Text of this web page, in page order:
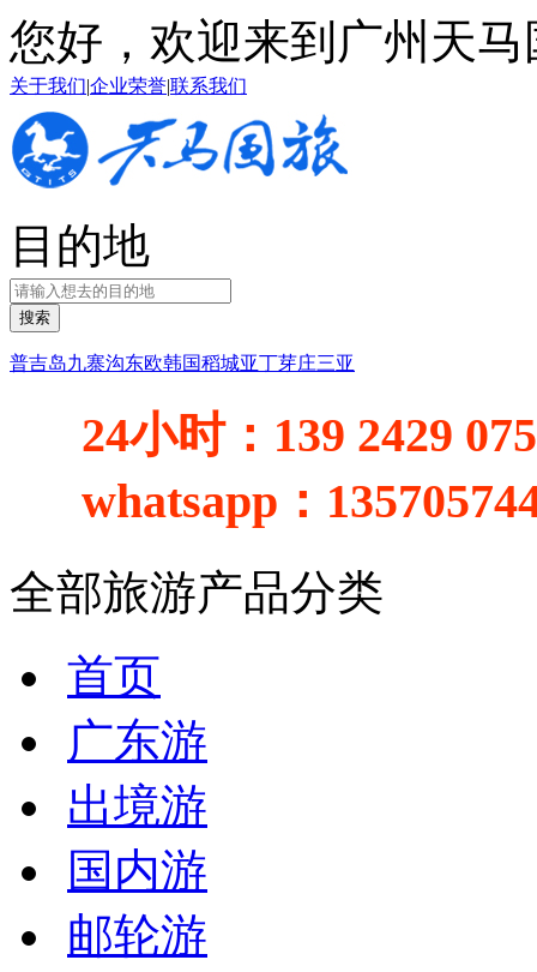
您好，欢迎来到广州天
关于我们|企业荣誉|联系我们
目的地
搜索
普吉岛九寨沟东欧韩国稻城亚丁芽庄三亚
24小时： 139 2429
whatsapp：
全部旅游产品分类
首页
广东游
出境游
国内游
邮轮游